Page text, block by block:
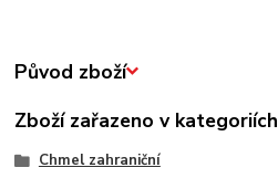
Původ zboží
Zboží zařazeno v kategoriích
Chmel zahraniční